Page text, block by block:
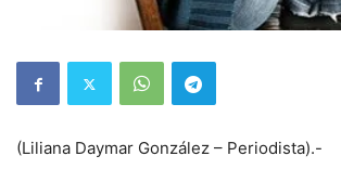
(Liliana Daymar González – Periodista).-